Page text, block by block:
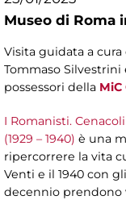
Museo di Roma
Visita guidata a
Tommaso
possessori della MiC
I Romanisti.
(1929 – 1940) è una
ripercorrere la vita
Venti e il 1940 con
decennio prendono